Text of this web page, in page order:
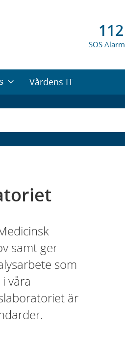
112
SOS Alarm
Vårdens IT
samt ger
som
våra
är